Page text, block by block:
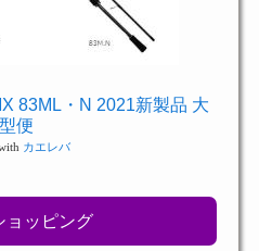
83ML・N 2021新製品 大
型便
カエレバ
ョッピング